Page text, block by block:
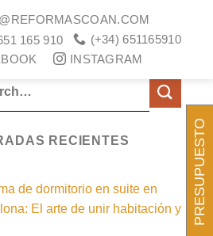
165 910
(+34) 651165910
INSTAGRAM
RECIENTES
de dormitorio en suite en
El arte de unir habitación y
PRESUPUESTO